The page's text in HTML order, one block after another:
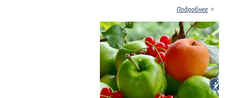
Подробнее